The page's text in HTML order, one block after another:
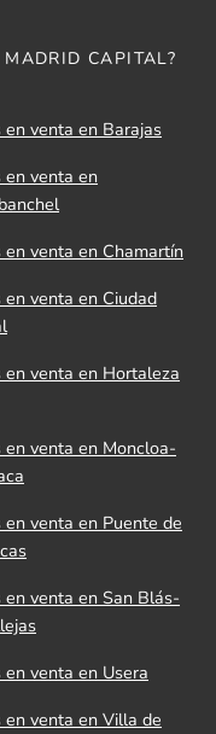
CAPITAL?
en venta en Barajas
en venta en
en venta en Chamartín
en venta en Ciudad
en venta en Hortaleza
en venta en Moncloa-
en venta en Puente de
en venta en San Blás-
en venta en Usera
en venta en Villa de